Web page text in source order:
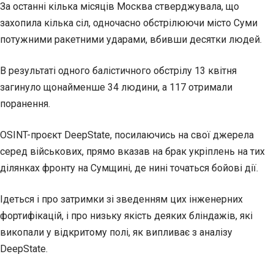
За останні кілька місяців Москва стверджувала, що
захопила кілька сіл, одночасно обстрілюючи місто Суми
потужними ракетними ударами, вбивши десятки людей.
В результаті одного балістичного обстрілу 13 квітня
загинуло щонайменше 34 людини, а 117 отримали
поранення.
OSINT-проєкт DeepState, посилаючись на свої джерела
серед військових, прямо вказав на брак укріплень на тих
ділянках фронту на Сумщині, де нині точаться бойові дії.
Ідеться і про затримки зі зведенням цих інженерних
фортифікацій, і про низьку якість деяких бліндажів, які
викопали у відкритому полі, як випливає з аналізу
DeepState.